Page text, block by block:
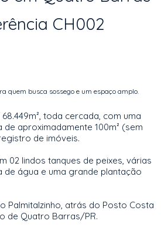
CH002
quem busca sossego e um espaço amplo.
toda cercada, com uma
aproximadamente 100m² (sem
de imóveis.
02 lindos tanques de peixes, várias
água e uma grande plantação
Palmitalzinho, atrás do Posto Costa
de Quatro Barras/PR.